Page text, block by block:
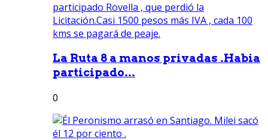
La Ruta 8 a manos privadas .Habia
participado...
0